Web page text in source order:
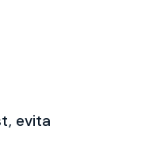
evita